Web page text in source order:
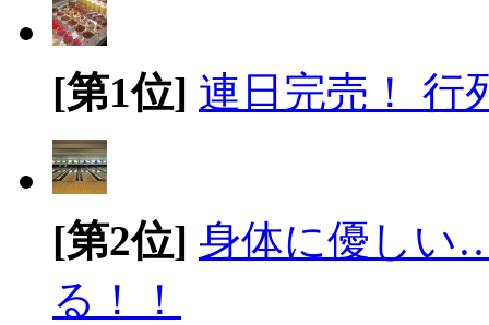
[第1位] 連日完売！ 行
[第2位] 身体に優しい
る！！